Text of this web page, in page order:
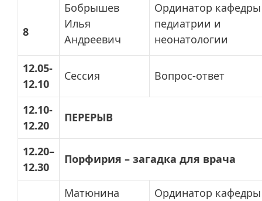
8
Бобрышев
Илья
Андреевич
Ординатор кафедры
педиатрии и
неонатологии
12.05-
12.10
Сессия Вопрос-ответ
12.10-
12.20
ПЕРЕРЫВ
12.20–
12.30
Порфирия – загадка для врача
Матюнина
Ординатор кафедры